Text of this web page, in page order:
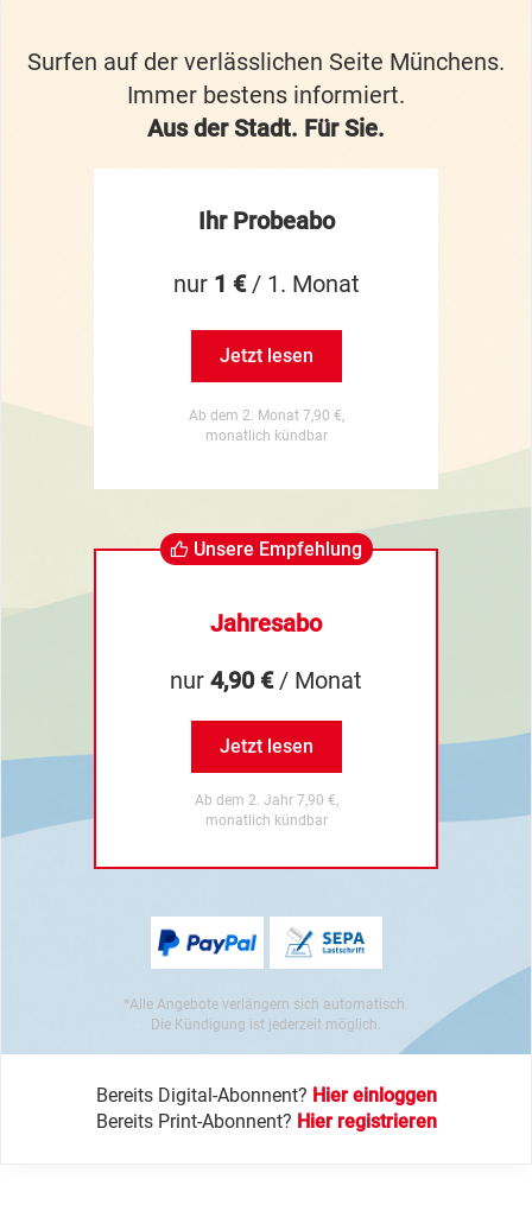
Surfen auf der verlässlichen Seite Münchens.
Immer bestens informiert.
Aus der Stadt. Für Sie.
Ihr Probeabo
nur 1 €/ 1. Monat
Jetzt lesen
Ab dem 2. Monat 7,90 €,
monatlich kündbar
Unsere Empfehlung
Jahresabo
nur 4,90 €/ Monat
Jetzt lesen
Ab dem 2. Jahr 7,90 €,
monatlich kündbar
*Alle Angebote verlängern sich automatisch.
Die Kündigung ist jederzeit möglich.
Bereits Digital-Abonnent? Hier einloggen
Bereits Print-Abonnent? Hier registrieren